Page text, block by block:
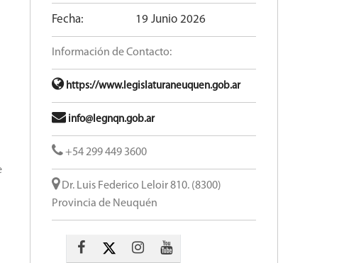
Fecha: 19 Junio 2026
Información de Contacto:
https://www.legislaturaneuquen.gob.ar
info@legnqn.gob.ar
+54 299 449 3600
Dr. Luis Federico Leloir 810. (8300)
Provincia de Neuquén